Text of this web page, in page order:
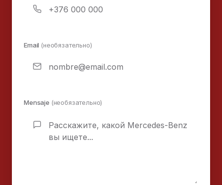
Email (необязательно)
Mensaje (необязательно)